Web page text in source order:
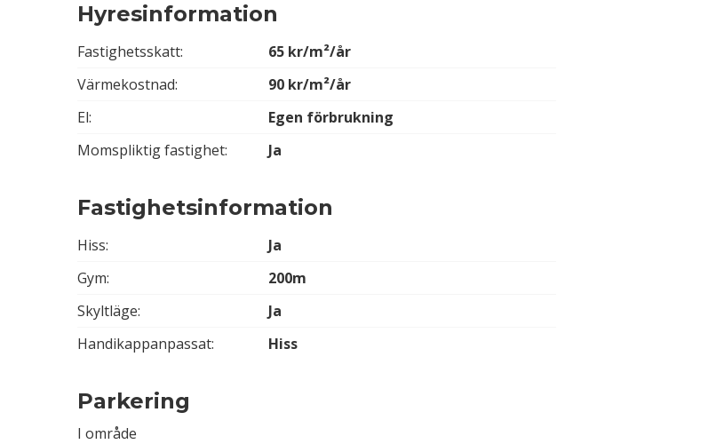
Hyresinformation
Fastighetsskatt:
65 kr/m²/år
Värmekostnad:
90 kr/m²/år
El:
Egen förbrukning
Momspliktig fastighet:
Ja
Fastighetsinformation
Hiss:
Ja
Gym:
200m
Skyltläge:
Ja
Handikappanpassat:
Hiss
Parkering
I område